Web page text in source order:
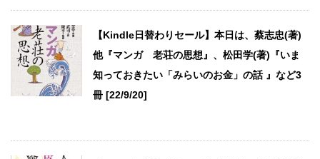
【Kindle日替わりセール】本日は、蔡志忠(著)
他『マンガ 老荘の思想』、松田学(著)『いま
知っておきたい「みらいのお金」の話 』など3
冊 [22/9/20]